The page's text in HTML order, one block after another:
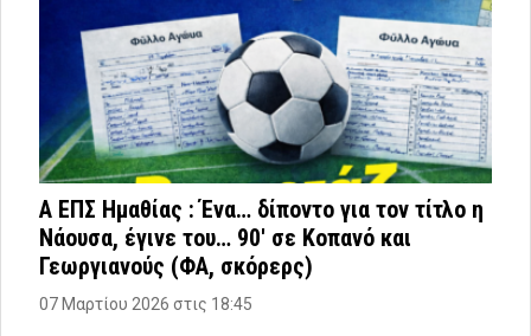
Α ΕΠΣ Ημαθίας : Ένα… δίποντο για τον τίτλο η
Νάουσα, έγινε του… 90′ σε Κοπανό και
Γεωργιανούς (ΦΑ, σκόρερς)
07 Μαρτίου 2026 στις 18:45